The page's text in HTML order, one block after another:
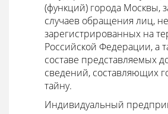
(функций) города Москвы,
случаев обращения лиц, не
зарегистрированных на
Российской Федерации, а
составе представляемых
сведений, составляющих
тайну.
Индивидуальный